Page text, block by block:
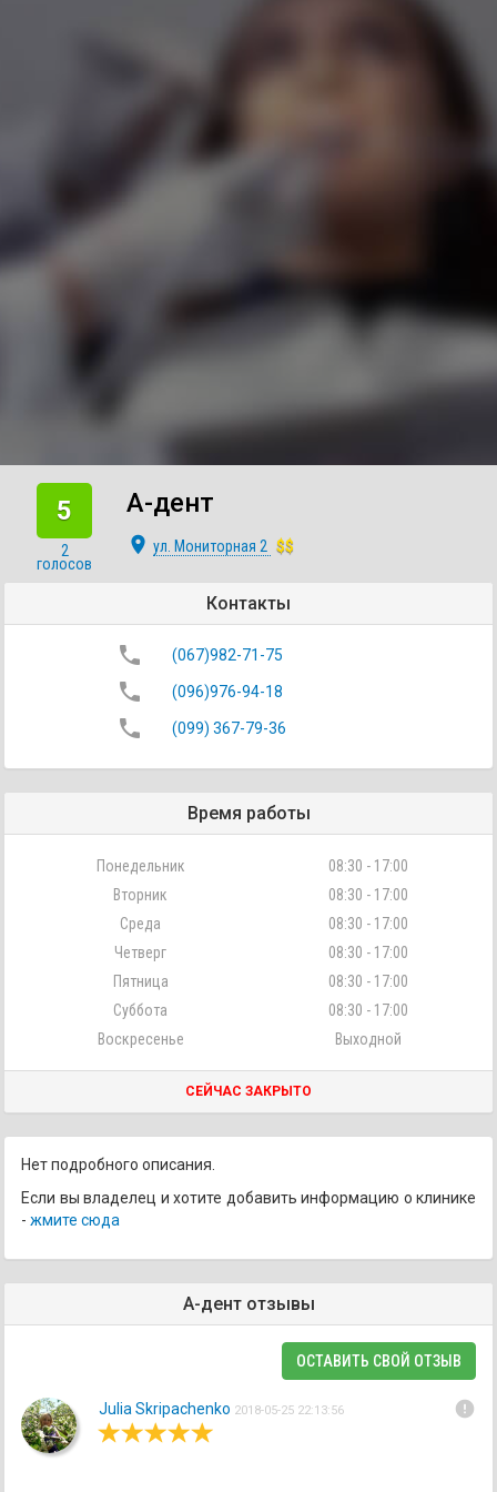
5
2
голосов
А-дент
place ул. Мониторная 2 $$
Контакты
phone (067)982-71-75
phone (096)976-94-18
phone (099) 367-79-36
Время работы
Понедельник
08:30 - 17:00
Вторник
08:30 - 17:00
Среда
08:30 - 17:00
Четверг
08:30 - 17:00
Пятница
08:30 - 17:00
Суббота
08:30 - 17:00
Воскресенье
Выходной
СЕЙЧАС ЗАКРЫТО
Нет подробного описания.
Если вы владелец и хотите добавить информацию о клинике
- жмите сюда
А-дент отзывы
ОСТАВИТЬ СВОЙ ОТЗЫВ
Julia Skripachenko 2018-05-25 22:13:56 error